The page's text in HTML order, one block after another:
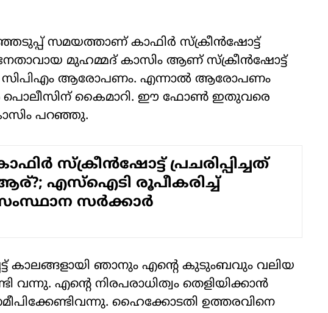
സമയത്താണ് കാഫിർ സ്‌ക്രീൻഷോട്ട്
മുഹമ്മദ് കാസിം ആണ് സ്‌ക്രീൻഷോട്ട്
സിപിഎം ആരോപണം. എന്നാൽ ആരോപണം
പൊലീസിന് കൈമാറി. ഈ ഫോൺ ഇതുവരെ
കാസിം പറഞ്ഞു.
സ്‌ക്രീന്‍ഷോട്ട് പ്രചരിപ്പിച്ചത്
എസ്‌ഐടി രൂപീകരിച്ച്
സര്‍ക്കാര്‍
കാലങ്ങളായി ഞാനും എന്റെ കുടുംബവും വലിയ
വന്നു. എന്റെ നിരപരാധിത്വം തെളിയിക്കാൻ
ഹൈക്കോടതി ഉത്തരവിനെ